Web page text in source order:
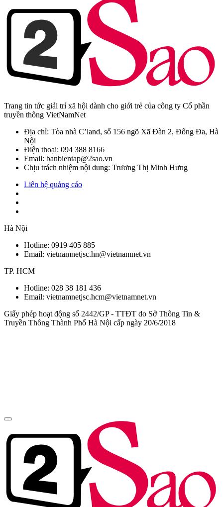
Trang tin tức giải trí xã hội dành cho giới trẻ của công ty Cổ phần
truyền thông VietNamNet
Địa chỉ: Tòa nhà C’land, số 156 ngõ Xã Đàn 2, Đống Đa, Hà
Nội
Điện thoại: 094 388 8166
Email: banbientap@2sao.vn
Chịu trách nhiệm nội dung: Trương Thị Minh Hưng
Liên hệ quảng cáo
Hà Nội
Hotline: 0919 405 885
Email: vietnamnetjsc.hn@vietnamnet.vn
TP. HCM
Hotline: 028 38 181 436
Email: vietnamnetjsc.hcm@vietnamnet.vn
Giấy phép hoạt động số 2442/GP - TTĐT do Sở Thông Tin &
Truyền Thông Thành Phố Hà Nội cấp ngày 20/6/2018